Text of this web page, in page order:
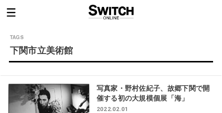
下関市立美術館
写真家・野村佐紀子、故郷下関で開
催する初の大規模個展「海」
2022.02.01